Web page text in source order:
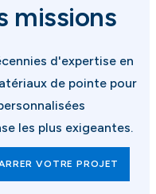
missions
d'expertise en
de pointe pour
les plus exigeantes.
VOTRE PROJET